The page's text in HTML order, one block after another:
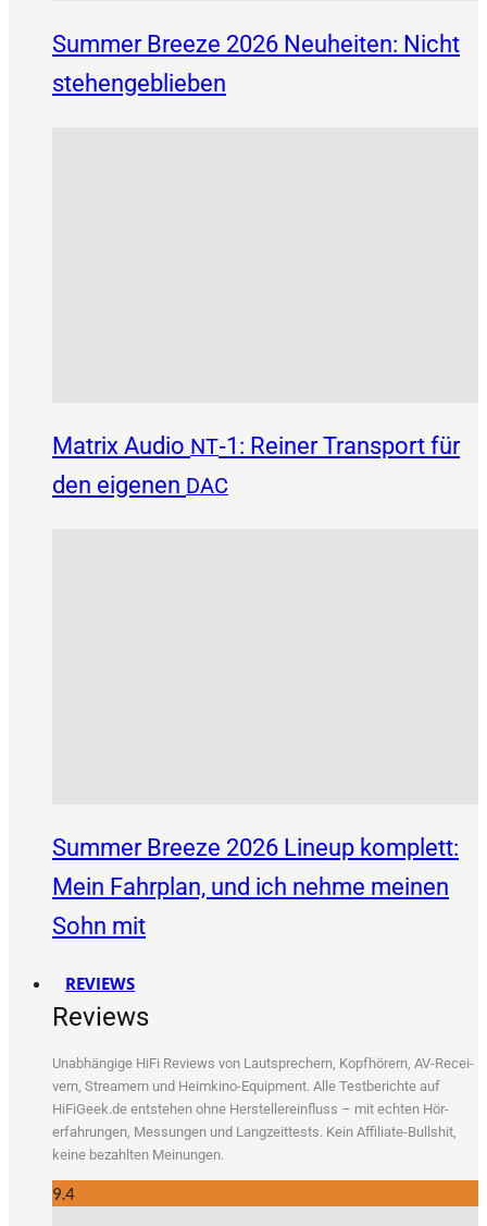
Summer Breeze 2026 Neuheiten: Nicht
stehengeblieben
Matrix Audio NT‑1: Reiner Transport für
den eigenen DAC
Summer Breeze 2026 Lineup komplett:
Mein Fahrplan, und ich nehme meinen
Sohn mit
REVIEWS
Reviews
Unab­hän­gi­ge HiFi Reviews von Laut­spre­chern, Kopf­hö­rern, AV-Recei­
vern, Strea­mern und Heim­ki­no-Equip­ment. Alle Test­be­rich­te auf
HiFiGeek.de ent­ste­hen ohne Her­stel­ler­ein­fluss – mit ech­ten Hör­
erfah­run­gen, Mes­sun­gen und Lang­zeit­tests. Kein Affi­lia­te-Bull­shit,
kei­ne bezahl­ten Meinungen.
9.4